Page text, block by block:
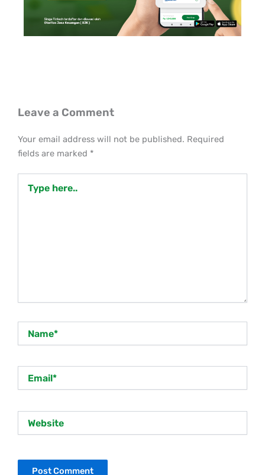
Leave a Comment
Your email address will not be published. Required
fields are marked *
here..